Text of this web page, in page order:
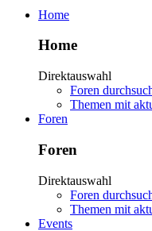
Home
Home
Direktauswahl
Foren
Themen mit
Foren
Foren
Direktauswahl
Foren
Themen mit
Events